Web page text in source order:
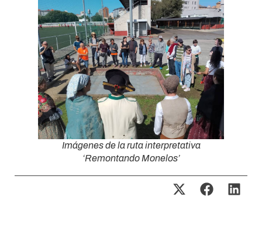
Imágenes de la ruta interpretativa
‘Remontando Monelos’